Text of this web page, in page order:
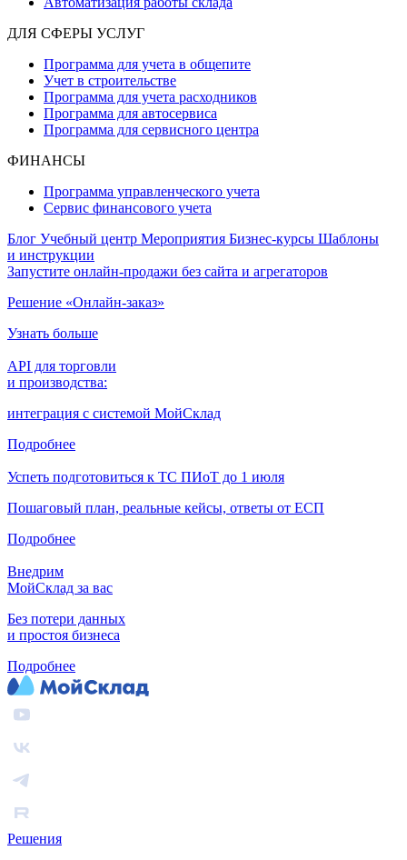
ДЛЯ СФЕРЫ УСЛУГ
Программа для учета в общепите
Учет в строительстве
Программа для учета расходников
Программа для автосервиса
Программа для сервисного центра
ФИНАНСЫ
Программа управленческого учета
Сервис финансового учета
Блог Учебный центр Мероприятия Бизнес-курсы Шаблоны
и инструкции
Запустите онлайн-продажи без сайта и агрегаторов
Решение «Онлайн-заказ»
Узнать больше
API для торговли
и производства:
интеграция с системой МойСклад
Подробнее
Успеть подготовиться к ТС ПИоТ до 1 июля
Пошаговый план, реальные кейсы, ответы от ЕСП
Подробнее
Внедрим
МойСклад за вас
Без потери данных
и простоя бизнеса
Подробнее
Решения